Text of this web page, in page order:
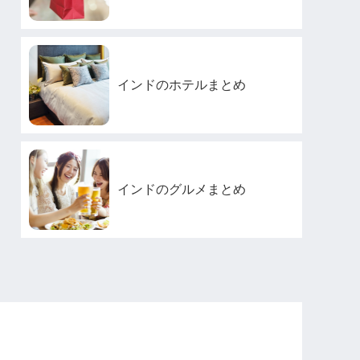
インドのホテルまとめ
インドのグルメまとめ